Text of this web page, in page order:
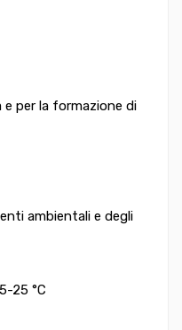
e per la formazione di
ambientali e degli
25 °C